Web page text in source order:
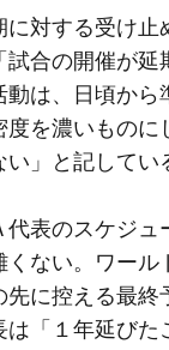
対する受け止
合の開催が
動は、日頃か
を濃いものに
」と記してい
表のスケジュ
ない。ワー
に控える最終
「１年延びた